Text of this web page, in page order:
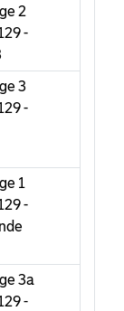
2
-
3
-
1
-
3a
-